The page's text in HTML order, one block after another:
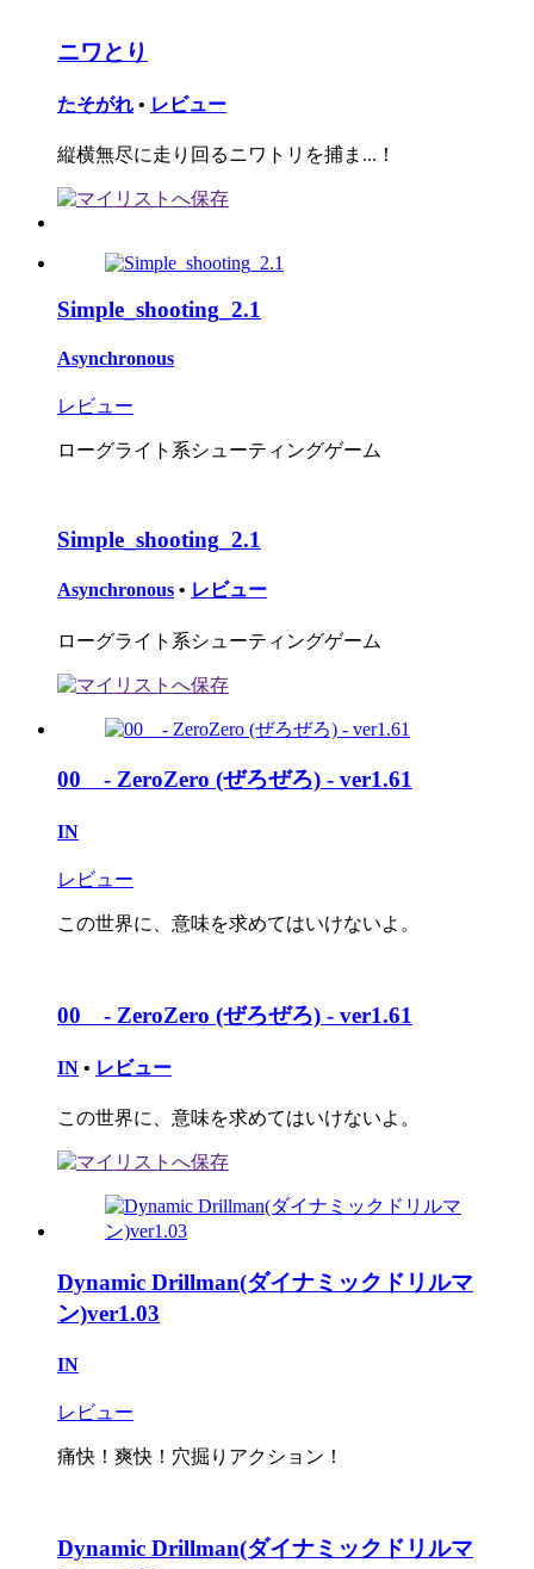
ニワとり
たそがれ • レビュー
縦横無尽に走り回るニワトリを捕ま...！
Simple_shooting_2.1
Asynchronous
レビュー
ローグライト系シューティングゲーム
Simple_shooting_2.1
Asynchronous • レビュー
ローグライト系シューティングゲーム
00 - ZeroZero (ぜろぜろ) - ver1.61
IN
レビュー
この世界に、意味を求めてはいけないよ。
00 - ZeroZero (ぜろぜろ) - ver1.61
IN • レビュー
この世界に、意味を求めてはいけないよ。
Dynamic Drillman(ダイナミックドリルマ
ン)ver1.03
IN
レビュー
痛快！爽快！穴掘りアクション！
Dynamic Drillman(ダイナミックドリルマ